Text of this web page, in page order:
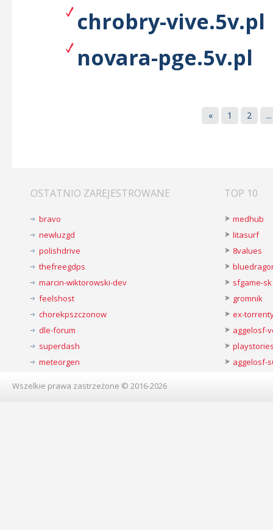
chrobry-vive.5v.pl
novara-pge.5v.pl
« 1 2 ...
OSTATNIO ZAREJESTROWANE
bravo
newluzgd
polishdrive
thefreegdps
marcin-wiktorowski-dev
feelshost
chorekpszczonow
dle-forum
superdash
meteorgen
TOP 10
medhub
litasurf
8values
sfgame-sk
gromnik
ex-
aggelosf-
aggelosf-
Wszelkie prawa zastrzeżone © 2016-2026